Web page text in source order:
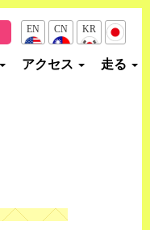
EN CN KR JP
アクセス 走る